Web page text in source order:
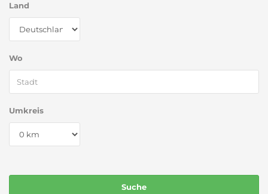
Land
Wo
Umkreis